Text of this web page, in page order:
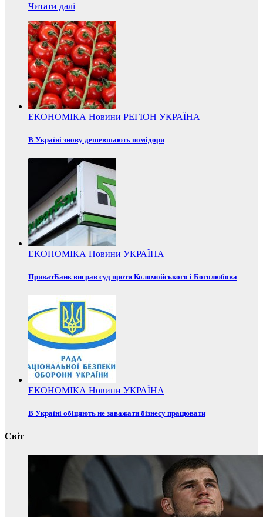
Читати далі
ЕКОНОМІКА Новини РЕГІОН УКРАЇНА
В Україні знову дешевшають помідори
ЕКОНОМІКА Новини УКРАЇНА
ПриватБанк виграв суд проти Коломойського і Боголюбова
ЕКОНОМІКА Новини УКРАЇНА
В Україні обіцяють не заважати бізнесу працювати
Світ